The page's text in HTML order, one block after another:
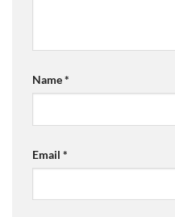
Name*
Email *